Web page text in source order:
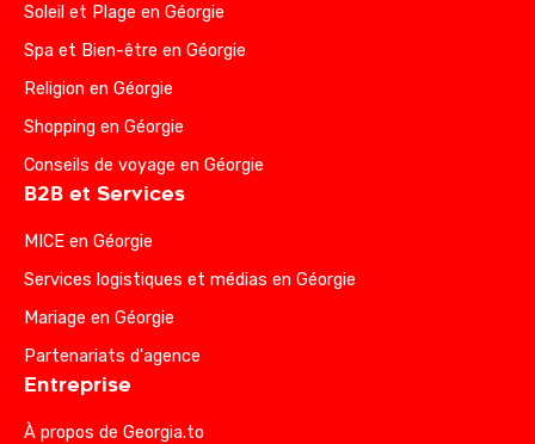
Soleil et Plage en Géorgie
Spa et Bien-être en Géorgie
Religion en Géorgie
Shopping en Géorgie
Conseils de voyage en Géorgie
B2B et Services
MICE en Géorgie
Services logistiques et médias en Géorgie
Mariage en Géorgie
Partenariats d'agence
Entreprise
À propos de Georgia.to